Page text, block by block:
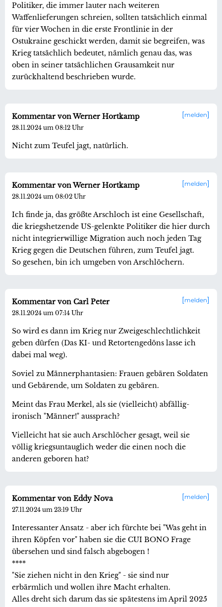
Politiker, die immer lauter nach weiteren
Waffenlieferungen schreien, sollten tatsächlich einmal
für vier Wochen in die erste Frontlinie in der
Ostukraine geschickt werden, damit sie begreifen, was
Krieg tatsächlich bedeutet, nämlich genau das, was
oben in seiner tatsächlichen Grausamkeit nur
zurückhaltend beschrieben wurde.
melden
Kommentar von Werner Hortkamp
28.11.2024 um 08:12 Uhr
Nicht zum Teufel jagt, natürlich.
melden
Kommentar von Werner Hortkamp
28.11.2024 um 08:02 Uhr
Ich finde ja, das größte Arschloch ist eine Gesellschaft,
die kriegshetzende US-gelenkte Politiker die hier durch
nicht integrierwillige Migration auch noch jeden Tag
Krieg gegen die Deutschen führen, zum Teufel jagt.
So gesehen, bin ich umgeben von Arschlöchern.
melden
Kommentar von Carl Peter
28.11.2024 um 07:14 Uhr
So wird es dann im Krieg nur Zweigeschlechtlichkeit
geben dürfen (Das KI- und Retortengedöns lasse ich
dabei mal weg).
Soviel zu Männerphantasien: Frauen gebären Soldaten
und Gebärende, um Soldaten zu gebären.
Meint das Frau Merkel, als sie (vielleicht) abfällig-
ironisch "Männer!" aussprach?
Vielleicht hat sie auch Arschlöcher gesagt, weil sie
völlig kriegsuntauglich weder die einen noch die
anderen geboren hat?
melden
Kommentar von Eddy Nova
27.11.2024 um 23:19 Uhr
Interessanter Ansatz - aber ich fürchte bei "Was geht in
ihren Köpfen vor" haben sie die CUI BONO Frage
übersehen und sind falsch abgebogen !
****
"Sie ziehen nicht in den Krieg" - sie sind nur
erbärmlich und wollen ihre Macht erhalten.
Alles dreht sich darum das sie spätestens im April 2025